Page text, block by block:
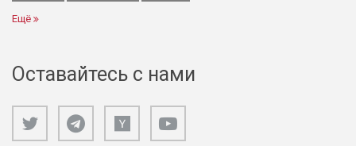
Ещё
Оставайтесь с нами